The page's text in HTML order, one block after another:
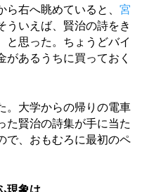
右へ眺めていると、 宮
ういえば、賢治の詩をき
と思った。ちょうどバイ
があるうちに買っておく
。大学からの帰りの電車
た賢治の詩集が手に当た
で、おもむろに最初のペ